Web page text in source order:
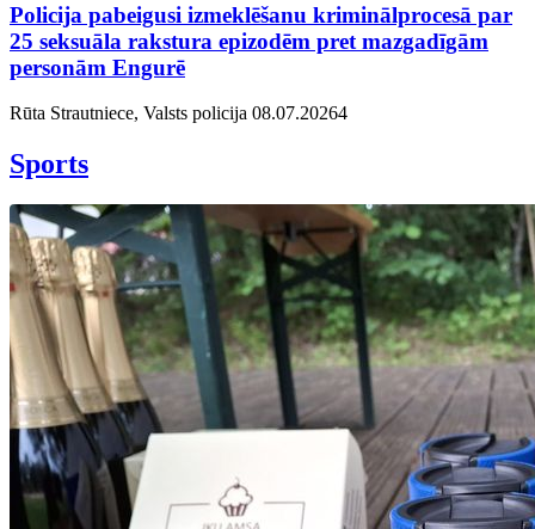
Policija pabeigusi izmeklēšanu kriminālprocesā par
25 seksuāla rakstura epizodēm pret mazgadīgām
personām Engurē
Rūta Strautniece, Valsts policija 08.07.20264
Sports